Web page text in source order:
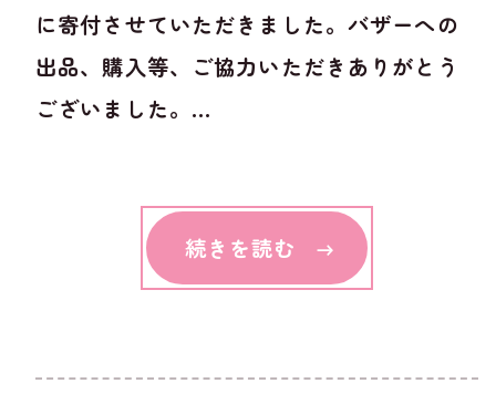
に寄付させていただきました。バザーへの
出品、購入等、ご協力いただきありがとう
ございました。...
続きを読む